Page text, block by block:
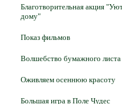
Благотворительная акция
дому"
Показ фильмов
Волшебство бумажного листа
Оживляем осеннюю красоту
Большая игра в Поле Чудес